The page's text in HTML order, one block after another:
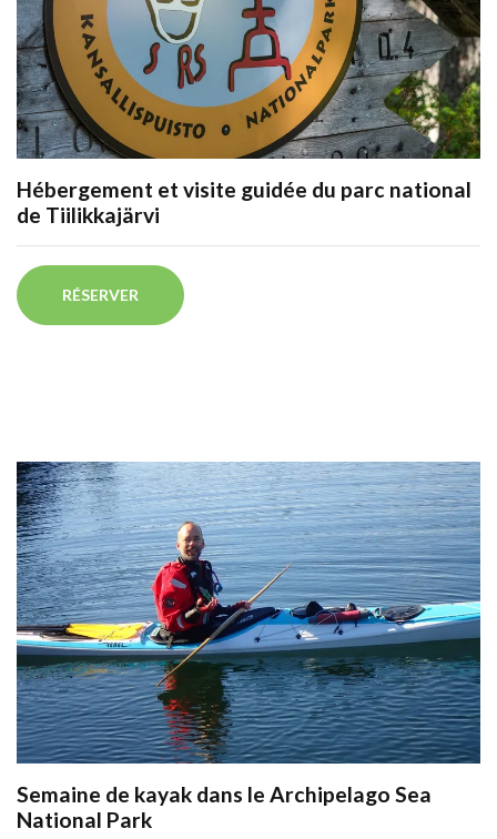
Hébergement et visite guidée du parc national
de Tiilikkajärvi
RÉSERVER
Semaine de kayak dans le Archipelago Sea
National Park